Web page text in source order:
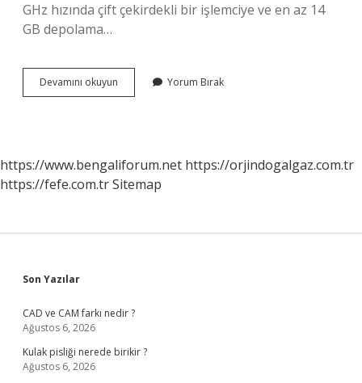
GHz hızında çift çekirdekli bir işlemciye ve en az 14
GB depolama…
Devamını okuyun
Telefonda
Yorum Bırak
https://www.bengaliforum.net https://orjindogalgaz.com.tr
https://fefe.com.trSitemap
Sidebar
Son Yazılar
CAD ve CAM farkı nedir ?
Ağustos 6, 2026
Kulak pisliği nerede birikir ?
Ağustos 6, 2026